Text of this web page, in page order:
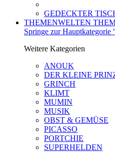
GEDECKTER
THEMENWELTEN
Springe zur
Weitere Kategorien
ANOUK
DER KLEINE
GRINCH
KLIMT
MUMIN
MUSIK
OBST & GEMÜSE
PICASSO
PORTCHIE
SUPERHELDEN